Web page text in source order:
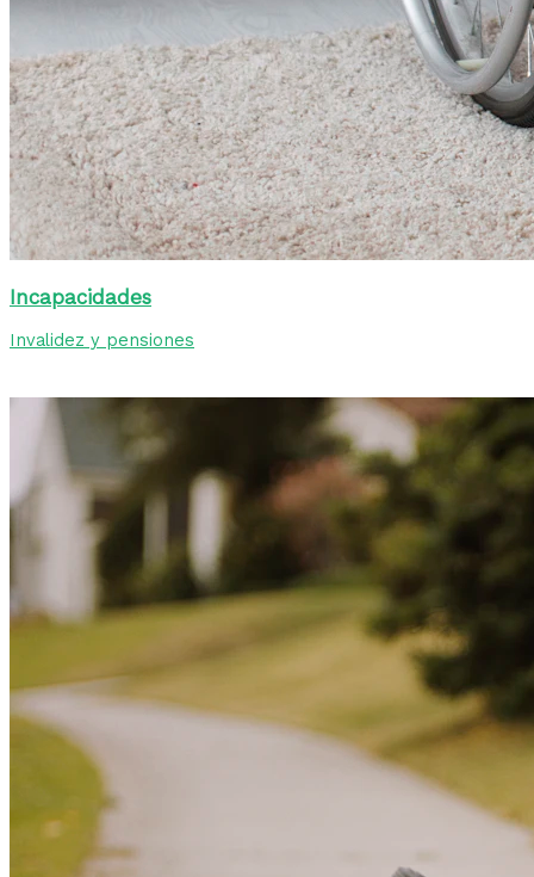
Incapacidades
Invalidez y pensiones